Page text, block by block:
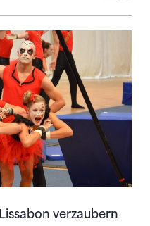
verzaubern
verzaubern